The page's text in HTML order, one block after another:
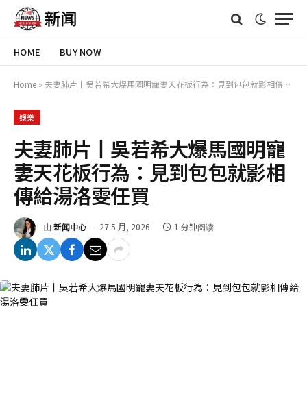
HOME BUY NOW
Home » 夫妻肺片丨吳若希大爆馬國明寵妻天花板行為：見到包包就影相傳給湯洛雯任買
娛樂
夫妻肺片丨吳若希大爆馬國明寵
妻天花板行為：見到包包就影相
傳給湯洛雯任買
由 新闻中心 27 5 月, 2026 1 分钟阅读